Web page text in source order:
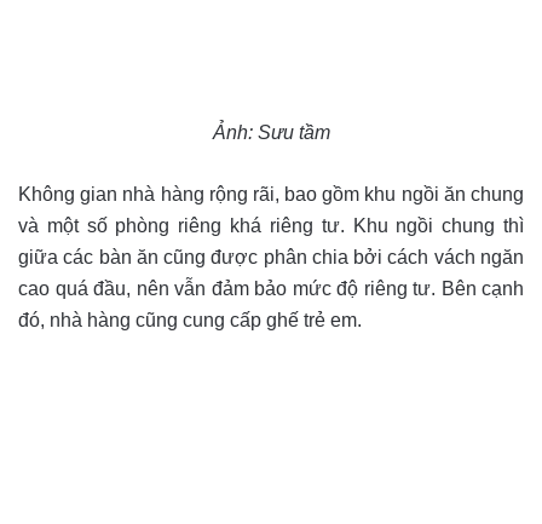
Ảnh: Sưu tầm
Không gian nhà hàng rộng rãi, bao gồm khu ngồi ăn chung
và một số phòng riêng khá riêng tư. Khu ngồi chung thì
giữa các bàn ăn cũng được phân chia bởi cách vách ngăn
cao quá đầu, nên vẫn đảm bảo mức độ riêng tư. Bên cạnh
đó, nhà hàng cũng cung cấp ghế trẻ em.